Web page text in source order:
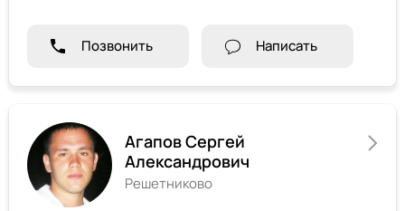
Позвонить Написать
Агапов Сергей
Александрович
Решетниково